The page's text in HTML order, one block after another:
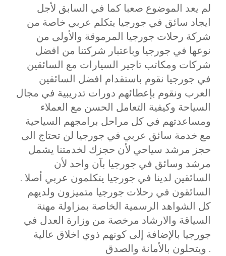
لم يعد الموضوع صعبا كما في السابق لأجل
ايجاد سائق في جورجيا يتكلم عربي خاصة من
شركة رحلات جورجيا المرموقة والأولى من
نوعها في جورجيا وباعتبار شركتنا من افضل
شركات ومكاتب تاجير السيارات مع السائقين
في جورجيا نقوم باستقدام افضل السائقين
العرب ونقوم بإعطائهم دورات تدريبية في مجال
السياحة وكيفية التعامل الحسن مع العملاء
ومساعدتهم في كل مراحل برامجهم السياحية
مع خدمة سائق عربي في جورجيا لن تحتاج الى
حجز مرشد سياحي لأن حجزك لخدمتنا يشمل
مرشد وسائق في جورجيا بآن واحد لأن
السائقين لدينا في جورجيا يتكلمون عربي أصلا .
السائقون في رحلات جورجيا متميزون ولديهم
كل الشواهد الرسمية الخاصة بمزاولة مهنة
السياقة والارشاد مرخصة من وزارة العدل في
جورجيا بالإضافة إلى كونهم ذوي اخلاق عالية
ويتحلون بالأمانة والصدق .